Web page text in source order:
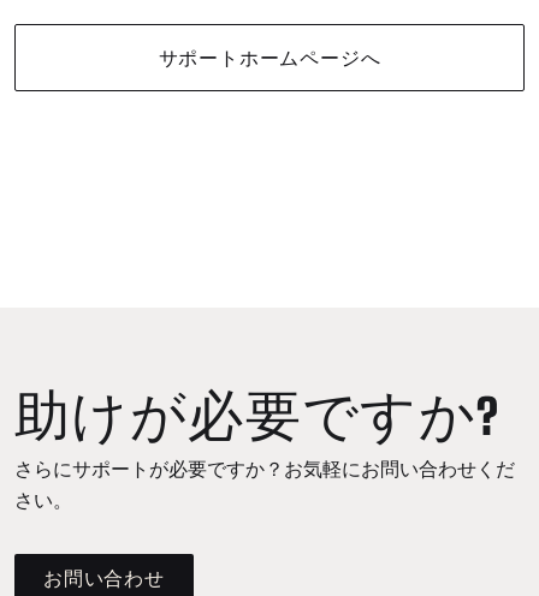
サポートホームページへ
助けが必要ですか?
さらにサポートが必要ですか？お気軽にお問い合わせくだ
さい。
お問い合わせ